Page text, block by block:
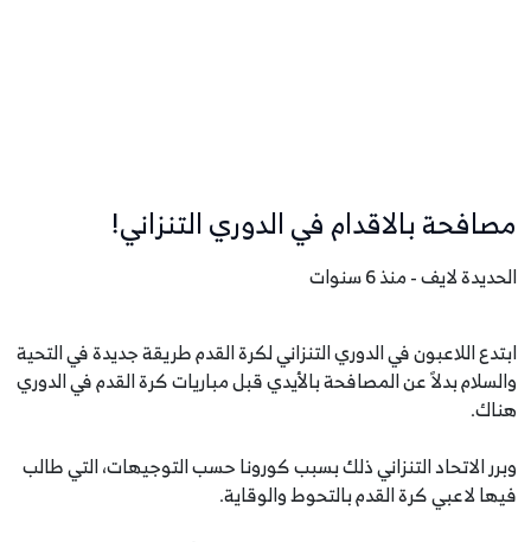
مصافحة بالاقدام في الدوري التنزاني!
الحديدة لايف - منذ 6 سنوات
ابتدع اللاعبون في الدوري التنزاني لكرة القدم طريقة جديدة في التحية
والسلام بدلاً عن المصافحة بالأيدي قبل مباريات كرة القدم في الدوري
هناك.
وبرر الاتحاد التنزاني ذلك بسبب كورونا حسب التوجيهات، التي طالب
فيها لاعبي كرة القدم بالتحوط والوقاية.